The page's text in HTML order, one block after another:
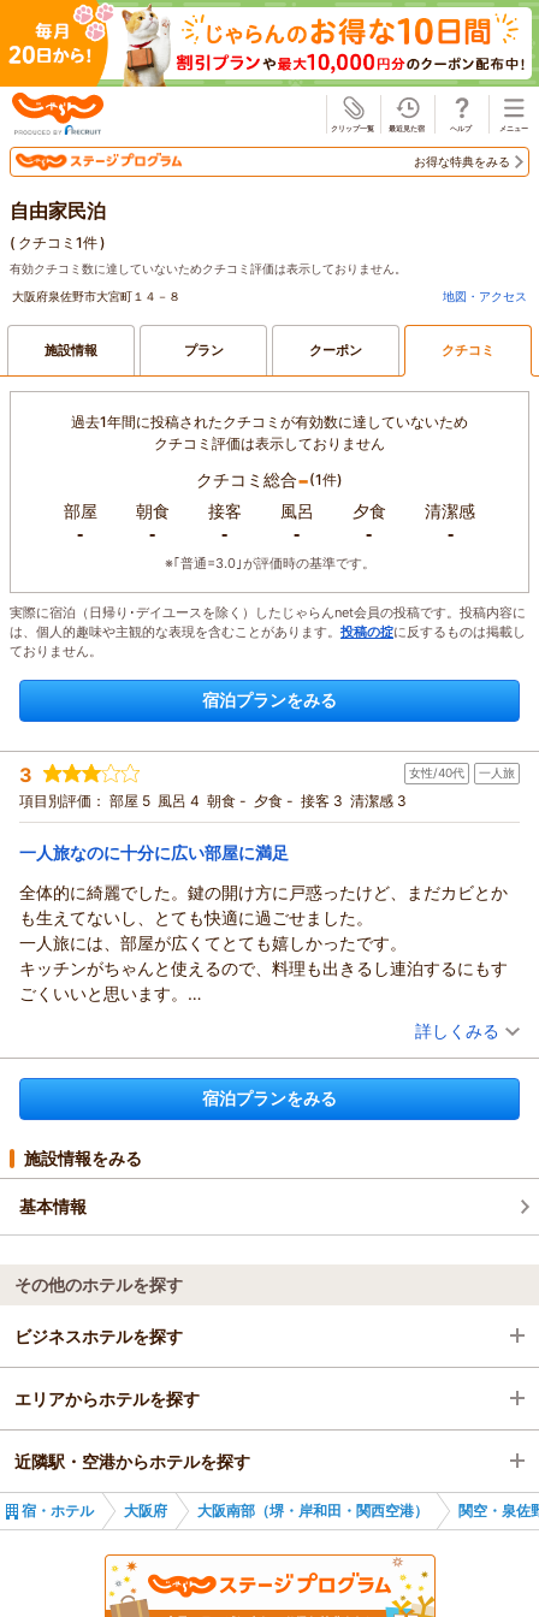
お得な特典をみる
自由家民泊
( クチコミ1件)
有効クチコミ数に達していないためクチコミ評価は表示しておりません。
大阪府泉佐野市大宮町１４－８
地図・アクセス
施設情報 プラン クーポン クチコミ
過去1年間に投稿されたクチコミが有効数に達していないため
クチコミ評価は表示しておりません
クチコミ総合-(1件)
部屋
-
朝食
-
接客
-
風呂
-
夕食
-
清潔感
-
※｢普通=3.0｣が評価時の基準です。
実際に宿泊（日帰り･デイユースを除く）したじゃらんnet会員の投稿です。投稿内容に
は、個人的趣味や主観的な表現を含むことがあります。 投稿の掟に反するものは掲載し
ておりません。
宿泊プランをみる
3 女性/40代 一人旅
項目別評価： 部屋 5 風呂 4 朝食 - 夕食 - 接客 3 清潔感 3
一人旅なのに十分に広い部屋に満足
全体的に綺麗でした。鍵の開け方に戸惑ったけど、まだカビとか
も生えてないし、とても快適に過ごせました。
一人旅には、部屋が広くてとても嬉しかったです。
キッチンがちゃんと使えるので、料理も出きるし連泊するにもす
ごくいいと思います。
駅からもそんなに遠くないし、静かな住宅街にあるけど、直ぐ近
くに商店街的なアーケードもあって不安もなくよかったです。
（投稿日：2026/01/14）
宿泊時期： 2025年11月宿泊 (一人旅)
投稿者： aiaiさん(女性/40代)
【素泊まり】和室個室・駅チカお得！シャワーとトイレは共有
部分！
宿泊価格帯： 7,001～8,000円(大人一人あたり/税込)
詳しくみる
宿泊プランをみる
施設情報をみる
基本情報
その他のホテルを探す
ビジネスホテルを探す
大阪府
大阪南部（堺・岸和田・関西空港）
関空・泉佐野・岬
エリアからホテルを探す
大阪府
大阪南部（堺・岸和田・関西空港）
関空・泉佐野・岬
近隣駅・空港からホテルを探す
泉佐野駅
宿・ホテル 大阪府 大阪南部（堺・岸和田・関西空港） 関空・泉佐